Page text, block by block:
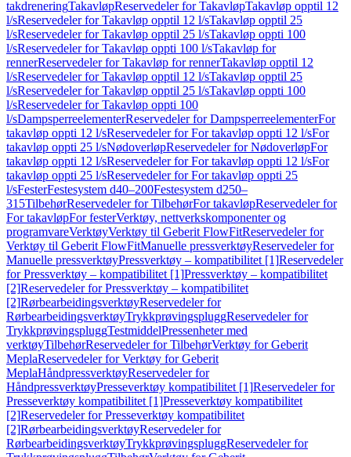
takdreneringTakavløpReservedeler for TakavløpTakavløp opptil 12
l/sReservedeler for Takavløp opptil 12 l/sTakavløp opptil 25
l/sReservedeler for Takavløp opptil 25 l/sTakavløp oppti 100
l/sReservedeler for Takavløp oppti 100 l/sTakavløp for
rennerReservedeler for Takavløp for rennerTakavløp opptil 12
l/sReservedeler for Takavløp opptil 12 l/sTakavløp opptil 25
l/sReservedeler for Takavløp opptil 25 l/sTakavløp oppti 100
l/sReservedeler for Takavløp oppti 100
l/sDampsperreelementerReservedeler for DampsperreelementerFor
takavløp oppti 12 l/sReservedeler for For takavløp oppti 12 l/sFor
takavløp oppti 25 l/sNødoverløpReservedeler for NødoverløpFor
takavløp oppti 12 l/sReservedeler for For takavløp oppti 12 l/sFor
takavløp oppti 25 l/sReservedeler for For takavløp oppti 25
l/sFesterFestesystem d40–200Festesystem d250–
315TilbehørReservedeler for TilbehørFor takavløpReservedeler for
For takavløpFor festerVerktøy, nettverkskomponenter og
programvareVerktøyVerktøy til Geberit FlowFitReservedeler for
Verktøy til Geberit FlowFitManuelle pressverktøyReservedeler for
Manuelle pressverktøyPressverktøy – kompatibilitet [1]Reservedeler
for Pressverktøy – kompatibilitet [1]Pressverktøy – kompatibilitet
[2]Reservedeler for Pressverktøy – kompatibilitet
[2]RørbearbeidingsverktøyReservedeler for
RørbearbeidingsverktøyTrykkprøvingspluggReservedeler for
TrykkprøvingspluggTestmiddelPressenheter med
verktøyTilbehørReservedeler for TilbehørVerktøy for Geberit
MeplaReservedeler for Verktøy for Geberit
MeplaHåndpressverktøyReservedeler for
HåndpressverktøyPresseverktøy kompatibilitet [1]Reservedeler for
Presseverktøy kompatibilitet [1]Presseverktøy kompatibilitet
[2]Reservedeler for Presseverktøy kompatibilitet
[2]RørbearbeidingsverktøyReservedeler for
RørbearbeidingsverktøyTrykkprøvingspluggReservedeler for